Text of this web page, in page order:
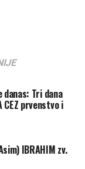
danas: Tri dana
CEZ prvenstvo i
IBRAHIM zv.